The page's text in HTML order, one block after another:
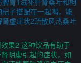
胃1滋补肝肾桑叶和枸
子搭配在一起喝，能
虚症状2疏散风热桑叶
果2 这种饮品有助于
阴虚引起的症状，如